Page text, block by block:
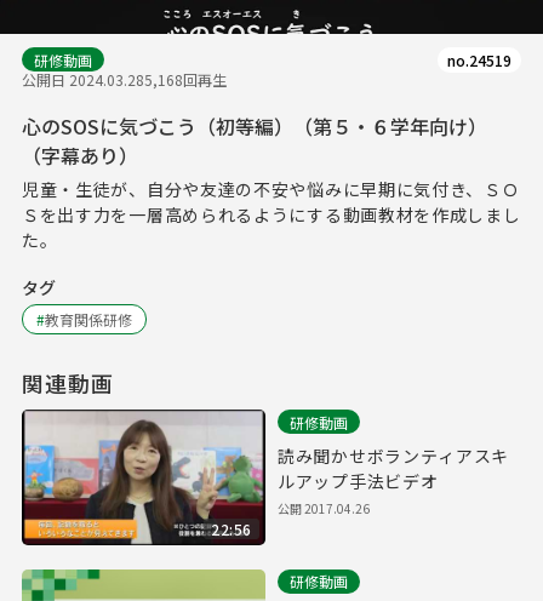
研修動画
公開日 2024.03.285,168回再生
no.24519
心のSOSに気づこう（初等編）（第５・６学年向け）
（字幕あり）
児童・生徒が、自分や友達の不安や悩みに早期に気付き、ＳＯ
Ｓを出す力を一層高められるようにする動画教材を作成しまし
た。
タグ
#教育関係研修
関連動画
22:56
研修動画
読み聞かせボランティアスキ
ルアップ手法ビデオ
公開2017.04.26
研修動画